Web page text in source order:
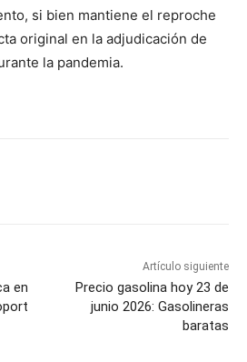
si bien mantiene el reproche
original en la adjudicación de
la pandemia.
en
Artículo siguiente
Precio gasolina hoy 23 de
junio 2026: Gasolineras
baratas